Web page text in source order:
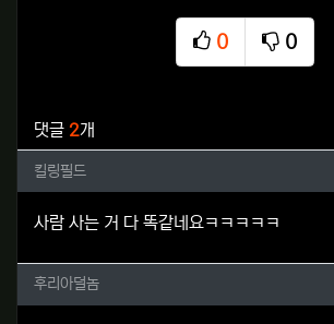
0
추천
0
비추천
댓글 2개
킬링필드님의 댓글
킬링필드
사람 사는 거 다 똑같네요ㅋㅋㅋㅋㅋ
후리아덜놈님의 댓글
후리아덜놈